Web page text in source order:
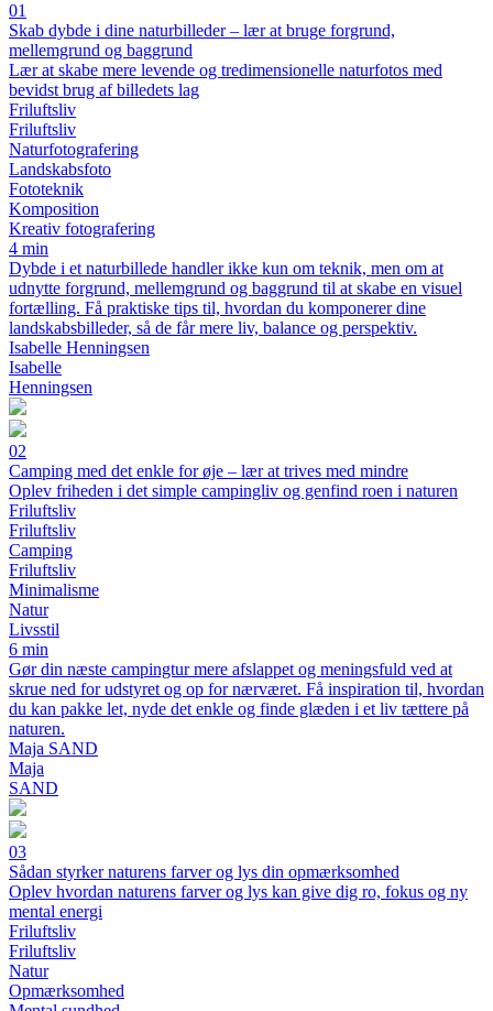
01
Skab dybde i dine naturbilleder – lær at bruge forgrund,
mellemgrund og baggrund
Lær at skabe mere levende og tredimensionelle naturfotos med
bevidst brug af billedets lag
Friluftsliv
Friluftsliv
Naturfotografering
Landskabsfoto
Fototeknik
Komposition
Kreativ fotografering
4 min
Dybde i et naturbillede handler ikke kun om teknik, men om at
udnytte forgrund, mellemgrund og baggrund til at skabe en visuel
fortælling. Få praktiske tips til, hvordan du komponerer dine
landskabsbilleder, så de får mere liv, balance og perspektiv.
Isabelle Henningsen
Isabelle
Henningsen
02
Camping med det enkle for øje – lær at trives med mindre
Oplev friheden i det simple campingliv og genfind roen i naturen
Friluftsliv
Friluftsliv
Camping
Friluftsliv
Minimalisme
Natur
Livsstil
6 min
Gør din næste campingtur mere afslappet og meningsfuld ved at
skrue ned for udstyret og op for nærværet. Få inspiration til, hvordan
du kan pakke let, nyde det enkle og finde glæden i et liv tættere på
naturen.
Maja SAND
Maja
SAND
03
Sådan styrker naturens farver og lys din opmærksomhed
Oplev hvordan naturens farver og lys kan give dig ro, fokus og ny
mental energi
Friluftsliv
Friluftsliv
Natur
Opmærksomhed